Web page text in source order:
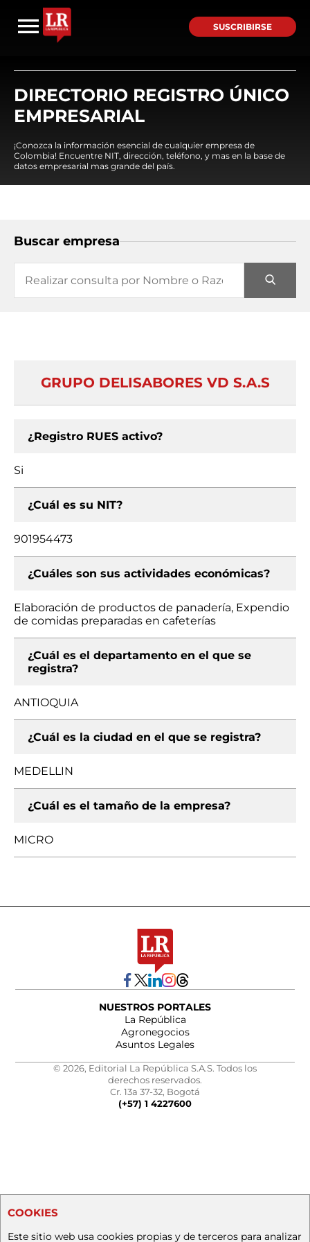
SUSCRIBIRSE
DIRECTORIO REGISTRO ÚNICO
EMPRESARIAL
¡Conozca la información esencial de cualquier empresa de
Colombia! Encuentre NIT, dirección, teléfono, y mas en la base de
datos empresarial mas grande del país.
Buscar empresa
GRUPO DELISABORES VD S.A.S
¿Registro RUES activo?
Si
¿Cuál es su NIT?
901954473
¿Cuáles son sus actividades económicas?
Elaboración de productos de panadería, Expendio
de comidas preparadas en cafeterías
¿Cuál es el departamento en el que se
registra?
ANTIOQUIA
¿Cuál es la ciudad en el que se registra?
MEDELLIN
¿Cuál es el tamaño de la empresa?
MICRO
NUESTROS PORTALES
La República
Agronegocios
Asuntos Legales
© 2026, Editorial La República S.A.S. Todos los
derechos reservados.
Cr. 13a 37-32, Bogotá
(+57) 1 4227600
COOKIES
Este sitio web usa cookies propias y de terceros para analizar